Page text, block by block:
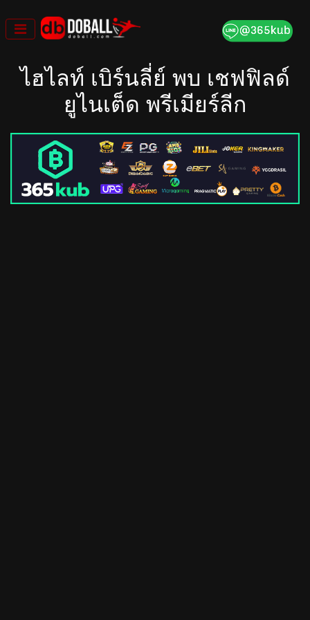
to
content
ไฮไลท์ เบิร์นลี่ย์ พบ เชฟฟิลด์
ยูไนเต็ด พรีเมียร์ลีก